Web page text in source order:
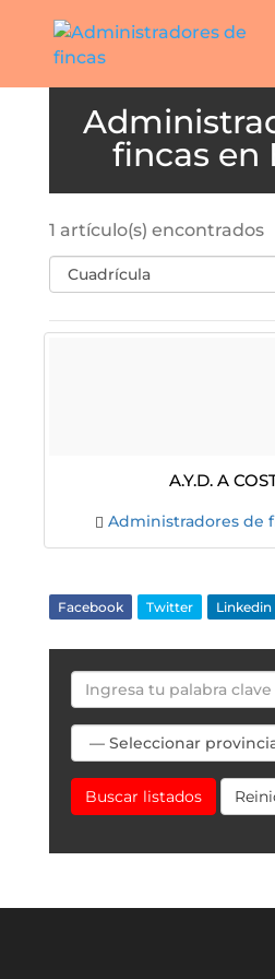
1 artículo(s) encontrados
A.Y.D. A
Administradores de
Facebook Twitter Linkedin
Buscar listados